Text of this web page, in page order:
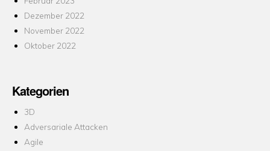
Dezember 2022
November 2022
Oktober 2022
Kategorien
3D
Adversariale Attacken
Agile